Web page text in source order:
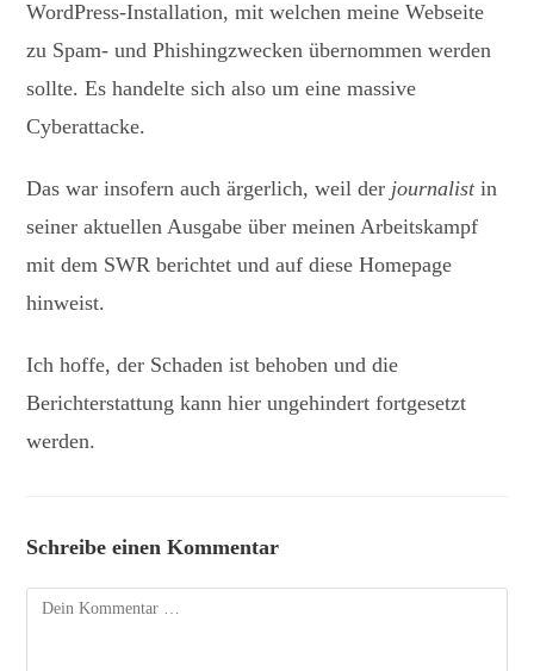
WordPress-Installation, mit welchen meine Webseite
zu Spam- und Phishingzwecken übernommen werden
sollte. Es handelte sich also um eine massive
Cyberattacke.
Das war insofern auch ärgerlich, weil der journalistin
seiner aktuellen Ausgabe über meinen Arbeitskampf
mit dem SWR berichtet und auf diese Homepage
hinweist.
Ich hoffe, der Schaden ist behoben und die
Berichterstattung kann hier ungehindert fortgesetzt
werden.
Schreibe einen Kommentar
Kommentar